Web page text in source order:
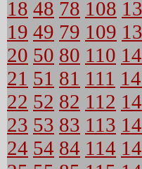
18 48 78 108
19 49 79 109
20 50 80 110
21 51 81 111
22 52 82 112
23 53 83 113
24 54 84 114